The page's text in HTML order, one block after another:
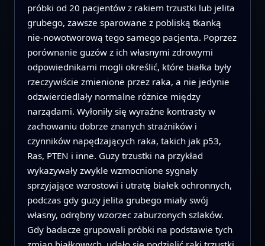
próbki od 20 pacjentów z rakiem trzustki lub jelita
grubego, zawsze sparowane z pobliską tkanką
nie‑nowotworową tego samego pacjenta. Poprzez
porównanie guzów z ich własnymi zdrowymi
odpowiednikami mogli określić, które białka były
rzeczywiście zmienione przez raka, a nie jedynie
odzwierciedlały normalne różnice między
narządami. Wyłoniły się wyraźne kontrasty w
zachowaniu dobrze znanych strażników i
czynników napędzających raka, takich jak p53,
Ras, PTEN i inne. Guzy trzustki na przykład
wykazywały zwykle wzmocnione sygnały
sprzyjające wzrostowi i utratę białek ochronnych,
podczas gdy guzy jelita grubego miały swój
własny, odrębny wzorzec zaburzonych szlaków.
Gdy badacze grupowali próbki na podstawie tych